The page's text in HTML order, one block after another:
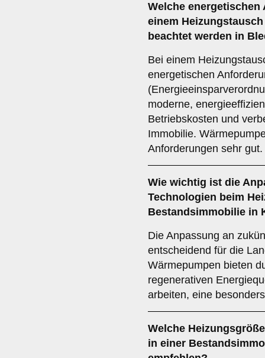
Welche energetischen
einem
beachtet werden in
Bei einem
energetischen
moderne,
Betriebskosten und
Immobilie.
Anforderungen sehr gut.
Wie wichtig ist die
Technologien beim
Bestandsimmobilie in
Die Anpassung an
entscheidend für die
Wärmepumpen bieten
regenerativen
arbeiten, eine
Welche Heizungsgröße
in einer